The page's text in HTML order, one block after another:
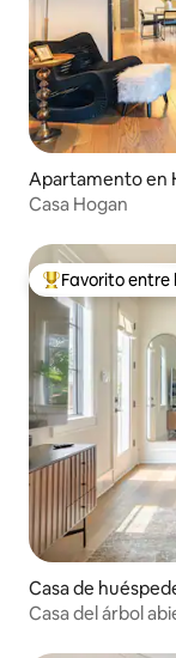
Apartamento en
Casa Hogan
Favorito entre
Favorito entre
Casa de
Casa del árbol